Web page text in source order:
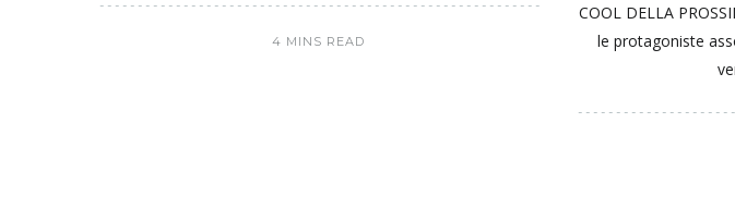
4 MINS READ
COOL DELLA
le protagoniste